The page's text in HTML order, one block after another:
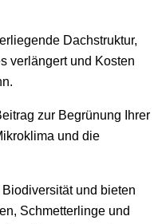
Dachstruktur,
verlängert und Kosten
zur Begrünung Ihrer
und die
und bieten
Schmetterlinge und